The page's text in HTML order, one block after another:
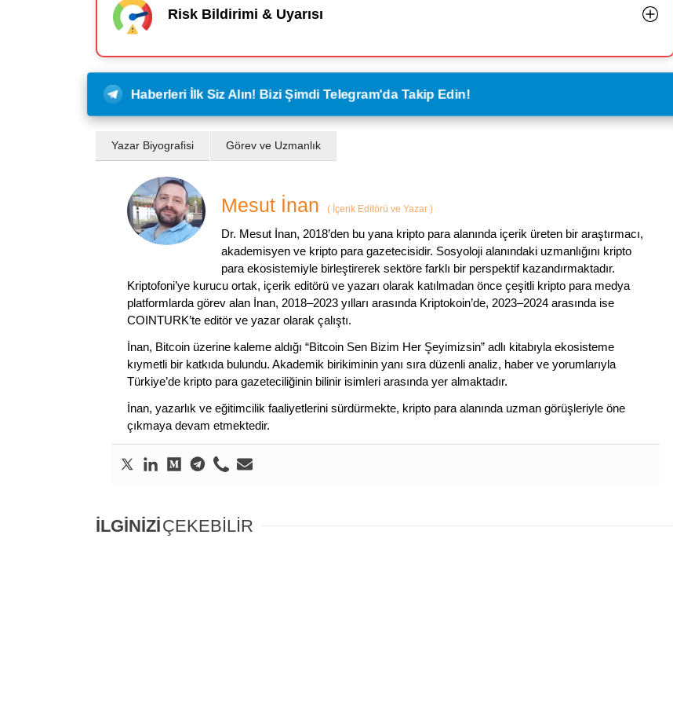
Risk Bildirimi & Uyarısı
Haberleri İlk Siz Alın! Bizi Şimdi Telegram'da Takip Edin!
Yazar Biyografisi Görev ve Uzmanlık
Mesut İnan ( İçerik Editörü ve Yazar )
Dr. Mesut İnan, 2018’den bu yana kripto para alanında içerik üreten bir araştırmacı,
akademisyen ve kripto para gazetecisidir. Sosyoloji alanındaki uzmanlığını kripto
para ekosistemiyle birleştirerek sektöre farklı bir perspektif kazandırmaktadır.
Kriptofoni’ye kurucu ortak, içerik editörü ve yazarı olarak katılmadan önce çeşitli kripto para medya
platformlarda görev alan İnan, 2018–2023 yılları arasında Kriptokoin’de, 2023–2024 arasında ise
COINTURK’te editör ve yazar olarak çalıştı.
İnan, Bitcoin üzerine kaleme aldığı “Bitcoin Sen Bizim Her Şeyimizsin” adlı kitabıyla ekosisteme
kıymetli bir katkıda bulundu. Akademik birikiminin yanı sıra düzenli analiz, haber ve yorumlarıyla
Türkiye’de kripto para gazeteciliğinin bilinir isimleri arasında yer almaktadır.
İnan, yazarlık ve eğitimcilik faaliyetlerini sürdürmekte, kripto para alanında uzman görüşleriyle öne
çıkmaya devam etmektedir.
İLGİNİZİÇEKEBİLİR